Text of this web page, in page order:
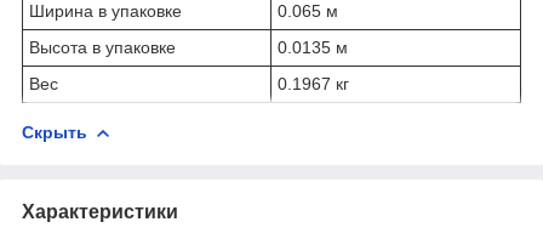
Ширина в упаковке
0.065 м
Высота в упаковке
0.0135 м
Вес
0.1967 кг
Скрыть
Характеристики